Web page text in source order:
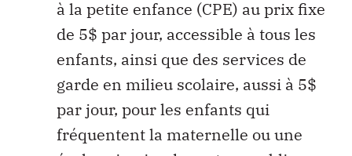
à la petite enfance (CPE) au prix fixe
de 5$ par jour, accessible à tous les
enfants, ainsi que des services de
garde en milieu scolaire, aussi à 5$
par jour, pour les enfants qui
fréquentent la maternelle ou une